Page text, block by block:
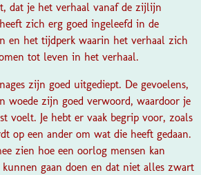
dat je het verhaal vanaf de zijlijn
zich erg goed ingeleefd in de
en het tijdperk waarin het verhaal zich
tot leven in het verhaal.
zijn goed uitgediept. De gevoelens,
woede zijn goed verwoord, waardoor je
voelt. Je hebt er vaak begrip voor, zoals
op een ander om wat die heeft gedaan.
zien hoe een oorlog mensen kan
gaan doen en dat niet alles zwart